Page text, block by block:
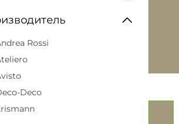
Rossi
Deco